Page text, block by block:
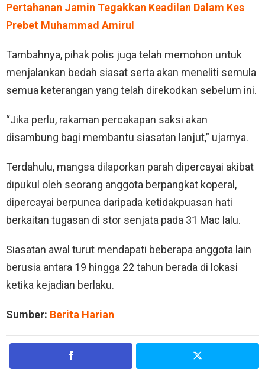
Pertahanan Jamin Tegakkan Keadilan Dalam Kes
Prebet Muhammad Amirul
Tambahnya, pihak polis juga telah memohon untuk
menjalankan bedah siasat serta akan meneliti semula
semua keterangan yang telah direkodkan sebelum ini.
“Jika perlu, rakaman percakapan saksi akan
disambung bagi membantu siasatan lanjut,” ujarnya.
Terdahulu, mangsa dilaporkan parah dipercayai akibat
dipukul oleh seorang anggota berpangkat koperal,
dipercayai berpunca daripada ketidakpuasan hati
berkaitan tugasan di stor senjata pada 31 Mac lalu.
Siasatan awal turut mendapati beberapa anggota lain
berusia antara 19 hingga 22 tahun berada di lokasi
ketika kejadian berlaku.
Sumber: Berita Harian